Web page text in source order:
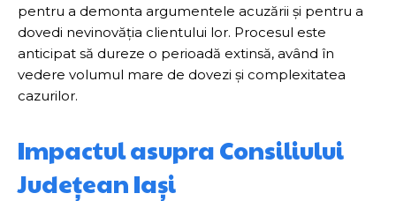
pentru a demonta argumentele acuzării și pentru a
dovedi nevinovăția clientului lor. Procesul este
anticipat să dureze o perioadă extinsă, având în
vedere volumul mare de dovezi și complexitatea
cazurilor.
Impactul asupra Consiliului
Județean Iași